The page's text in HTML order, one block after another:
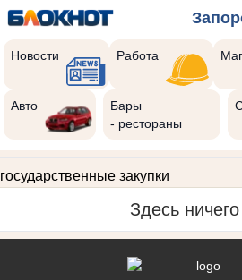
Новости Работа
Авто
Бары
- рестораны
государственные закупки
Здесь